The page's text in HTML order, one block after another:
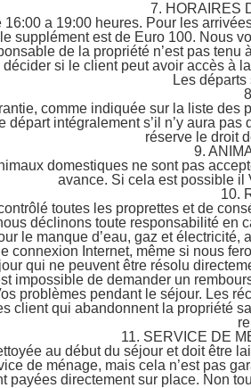
7. HORAIRES
16:00 a 19:00 heures. Pour les
supplément est de Euro 100. Nous
de la propriété n’est pas
si le client peut avoir accès à
Les
comme indiquée sur la liste des
départ intégralement s’il n’y aura
réserve le droit
9.
domestiques ne sont pas
avance. Si cela est possible il
10.
toutes les proprettes et de
déclinons toute responsabilité en
le manque d’eau, gaz et
connexion Internet, même si nous
qui ne peuvent être résolu
impossible de demander un
problèmes pendant le séjour. Les
client qui abandonnent la propriété
11. SERVICE DE
au début du séjour et doit être
de ménage, mais cela n’est pas
payées directement sur place. Non